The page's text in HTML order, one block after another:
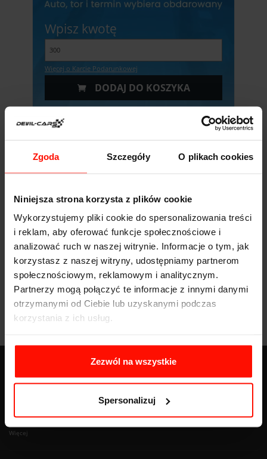
Zgoda Szczegóły O plikach cookies
Niniejsza strona korzysta z plików cookie
Wykorzystujemy pliki cookie do spersonalizowania treści
i reklam, aby oferować funkcje społecznościowe i
analizować ruch w naszej witrynie. Informacje o tym, jak
korzystasz z naszej witryny, udostępniamy partnerom
społecznościowym, reklamowym i analitycznym.
Partnerzy mogą połączyć te informacje z innymi danymi
otrzymanymi od Ciebie lub uzyskanymi podczas
korzystania z ich usług.
Zezwól na wszystkie
Spersonalizuj
Wpisz kwotę
Więcej o Karcie Podarunkowej
DODAJ DO KOSZYKA
Znaki nakazu - pełna lista z opisem, wyglądem i znaczeniem
Więcej